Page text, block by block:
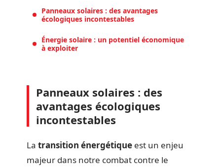
Panneaux solaires : des avantages
écologiques incontestables
Énergie solaire : un potentiel économique
à exploiter
Panneaux solaires : des
avantages écologiques
incontestables
La transition énergétique est un enjeu
majeur dans notre combat contre le